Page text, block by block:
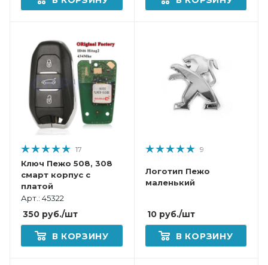
17
Ключ Пежо 508, 308
смарт корпус с
платой
Арт.: 45322
350 руб./шт
В КОРЗИНУ
9
Логотип Пежо
маленький
10руб./шт
В КОРЗИНУ